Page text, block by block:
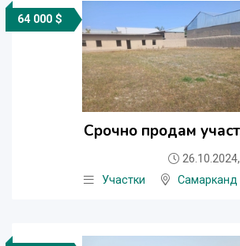
64 000 $
Срочно продам
Участки
Самарканд